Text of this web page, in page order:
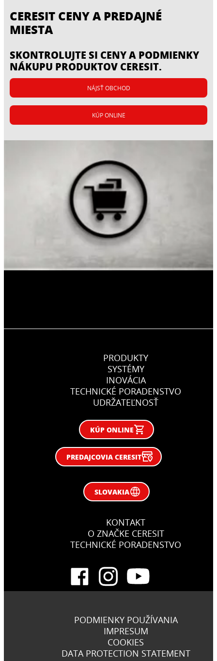
CERESIT CD 25
Jednozložková jemnozrnná opravná malta
...
CERESIT CR 166
vystužená vláknom
CERESIT CD 30
Cementová ochranná malta na povrchy z
CERESIT CENY A PREDAJNÉ
MIESTA
SKONTROLUJTE SI CENY A PODMIENKY
NÁKUPU PRODUKTOV CERESIT.
NÁJSŤ OBCHOD
KÚP ONLINE
PRODUKTY
SYSTÉMY
INOVÁCIA
TECHNICKÉ PORADENSTVO
UDRŽATEĽNOSŤ
KÚP ONLINE
PREDAJCOVIA CERESIT
SLOVAKIA
KONTAKT
O ZNAČKE CERESIT
TECHNICKÉ PORADENSTVO
PODMIENKY POUŽÍVANIA
IMPRESUM
COOKIES
DATA PROTECTION STATEMENT